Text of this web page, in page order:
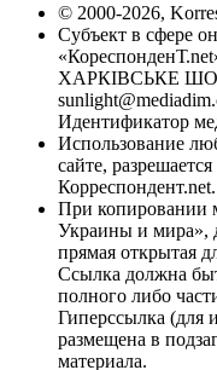
© 2000-2026,
Субъект в сфере
ХАРКІВСЬКЕ
Идентификатор
Использование
сайте,
Корреспондент.net.
При копировании
Украины и мира»,
прямая открытая
Ссылка должна
полного либо
Гиперссылка (для
размещена в
материала.